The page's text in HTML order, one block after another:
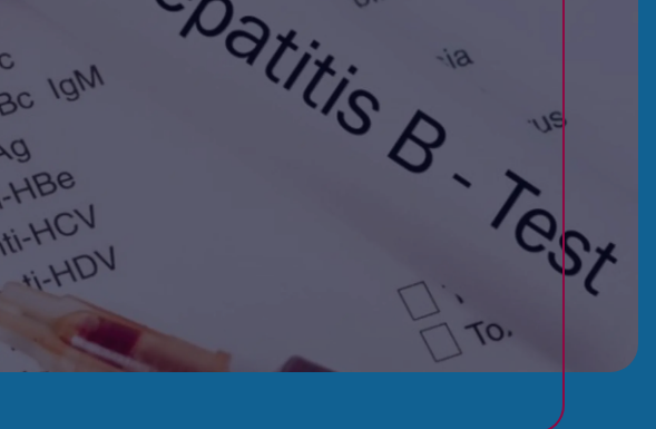
آزمایش HBsAb
آخرین تاریخ به روز رسانی: ۱۴۰۵/۰۵/۱۴